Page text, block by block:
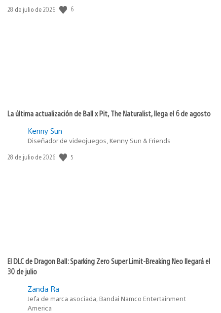
Fecha
28 de julio de 2026 6
La última actualización de Ball x Pit, The Naturalist, llega el 6 de agosto
Kenny Sun
Diseñador de videojuegos, Kenny Sun & Friends
Fecha
28 de julio de 2026 5
El DLC de Dragon Ball: Sparking Zero Super Limit-Breaking Neo llegará el
30 de julio
Zanda Ra
Jefa de marca asociada, Bandai Namco Entertainment
America